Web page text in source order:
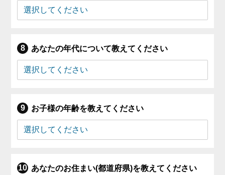
あなたの年代について教えてください
お子様の年齢を教えてください
あなたのお住まい(都道府県)を教えてください